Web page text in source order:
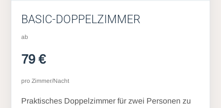
BASIC-DOPPELZIMMER
ab
79 €
pro Zimmer/Nacht
Praktisches Doppelzimmer für zwei Personen zu